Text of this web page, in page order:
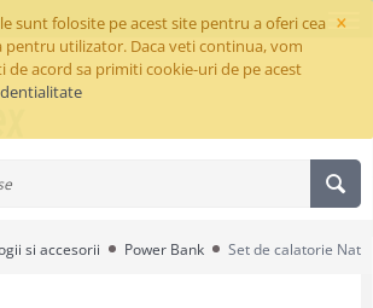
×
sunt folosite pe acest site pentru a oferi cea
pentru utilizator. Daca veti continua, vom
de acord sa primiti cookie-uri de pe acest
si accesorii Power Bank Set de calatorie Nata